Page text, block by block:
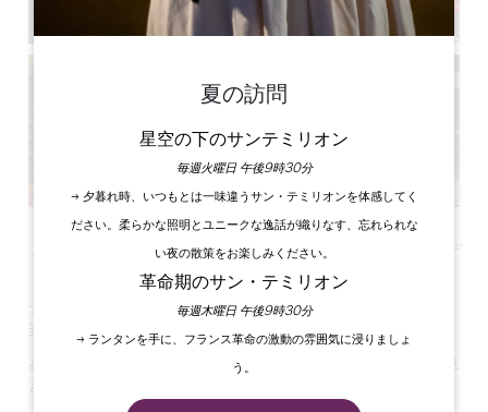
アイル島のほとりにあるこの会場で、さまざまなチームビルデ
ィング・ワークショップに参加してみませんか。
チームスピリットを強化するオリジナルなアクティビティや、
楽しいアクティビティをお探しなら、ここが最適です。
あらゆるニーズに合わせて、いくつかのアクティビティが用意
夏の訪問
星空の下のサンテミリオン
毎週火曜日 午後9時30分
→ 夕暮れ時、いつもとは一味違うサン・テミリオンを体感してく
ださい。柔らかな照明とユニークな逸話が織りなす、忘れられな
い夜の散策をお楽しみください。
革命期のサン・テミリオン
毎週木曜日 午後9時30分
→ ランタンを手に、フランス革命の激動の雰囲気に浸りましょ
う。